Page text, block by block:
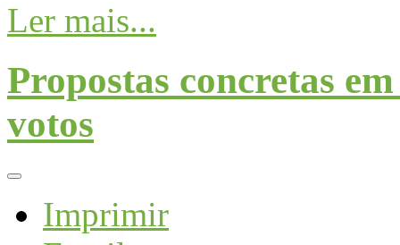
Ler mais...
Propostas concretas
votos
Imprimir